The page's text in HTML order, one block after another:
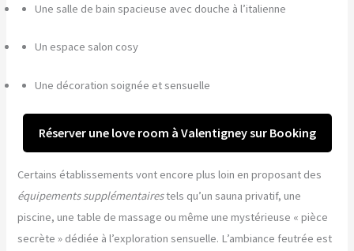
Une salle de bain spacieuse avec douche à l’italienne
Un espace salon cosy
Une décoration soignée et sensuelle
Réserver une love room à Valentigney sur Booking
Certains établissements vont encore plus loin en proposant des
équipements supplémentairestels qu’un sauna privatif, une
piscine, une table de massage ou même une mystérieuse « pièce
secrète » dédiée à l’exploration sensuelle. L’ambiance feutrée est